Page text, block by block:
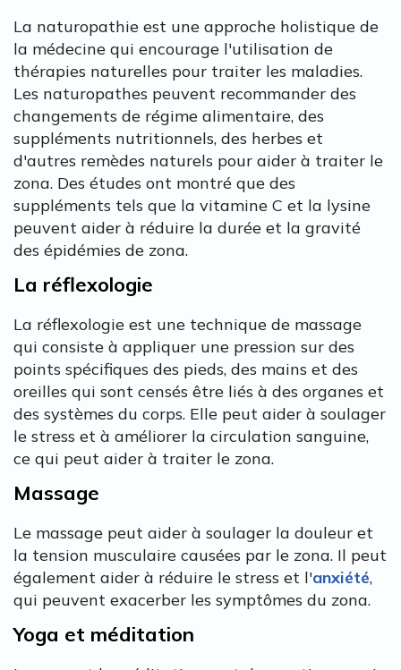
La naturopathie est une approche holistique de
la médecine qui encourage l'utilisation de
thérapies naturelles pour traiter les maladies.
Les naturopathes peuvent recommander des
changements de régime alimentaire, des
suppléments nutritionnels, des herbes et
d'autres remèdes naturels pour aider à traiter le
zona. Des études ont montré que des
suppléments tels que la vitamine C et la lysine
peuvent aider à réduire la durée et la gravité
des épidémies de zona.
La réflexologie
La réflexologie est une technique de massage
qui consiste à appliquer une pression sur des
points spécifiques des pieds, des mains et des
oreilles qui sont censés être liés à des organes et
des systèmes du corps. Elle peut aider à soulager
le stress et à améliorer la circulation sanguine,
ce qui peut aider à traiter le zona.
Massage
Le massage peut aider à soulager la douleur et
la tension musculaire causées par le zona. Il peut
également aider à réduire le stress et l'anxiété,
qui peuvent exacerber les symptômes du zona.
Yoga et méditation